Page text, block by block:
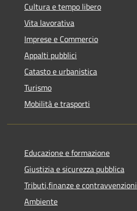
Cultura e tempo libero
Vita lavorativa
Imprese e Commercio
Appalti pubblici
Catasto e urbanistica
Turismo
Mobilità e trasporti
Educazione e formazione
Giustizia e sicurezza pubblica
Tributi,finanze e contravvenzioni
Ambiente